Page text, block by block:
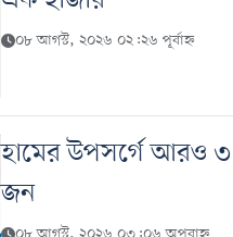
০৮ আগস্ট, ২০২৬ ০২:২৬ পূর্বাহ্ন
হামের উপসর্গে আরও
জন